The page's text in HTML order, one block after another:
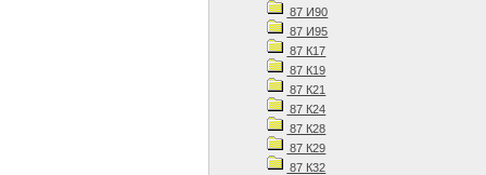
87 И90
87 И95
87 К17
87 К19
87 К21
87 К24
87 К28
87 К29
87 К32